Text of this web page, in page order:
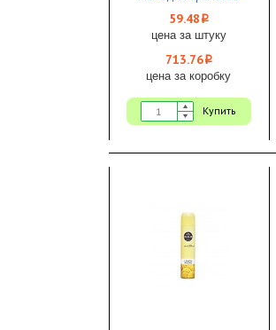
1/12 ЧЗ
59.48 i
цена за штуку
713.76i
цена за коробку
Купить